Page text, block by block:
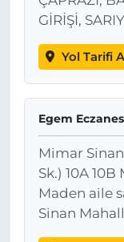
GİRİŞİ,
Yol Tarifi
Egem
Mimar
Sk.) 10A
Maden aile
Sinan